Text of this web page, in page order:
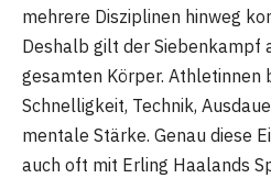
mehrere Disziplinen hinweg
Deshalb gilt der Siebenkampf
gesamten Körper. Athletinnen
Schnelligkeit, Technik,
mentale Stärke. Genau diese
auch oft mit Erling Haalands